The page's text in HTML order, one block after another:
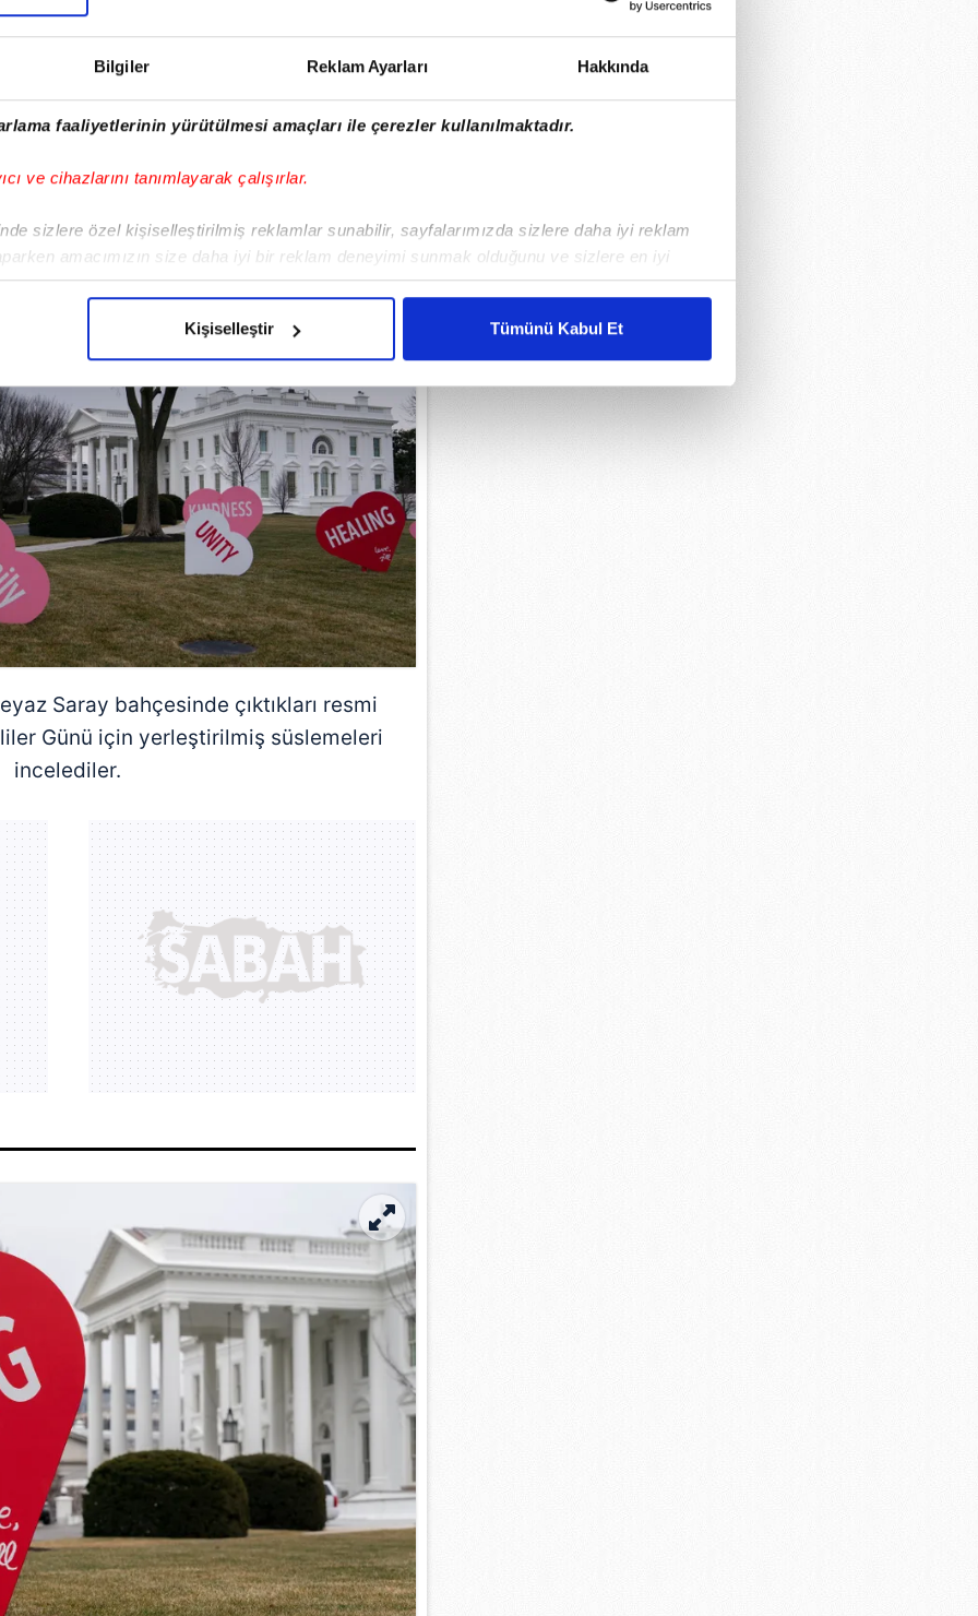
Bilgiler Reklam Ayarları Hakkında
faaliyetlerinin yürütülmesi amaçları ile çerezler kullanılmaktadır.
ve cihazlarını tanımlayarak çalışırlar.
sizlere özel kişiselleştirilmiş reklamlar sunabilir, sayfalarımızda sizlere daha iyi reklam
amacımızın size daha iyi bir reklam deneyimi sunmak olduğunu ve sizlere en iyi
gelen çabayı gösterdiğimizi ve bu noktada, reklamların maliyetlerimizi karşılamak
çerezlere izin vermedikleri takdirde, kullanıcılara hedefli reklamlar gösterilmeyecektir."
için İnternet Sitemizde kendimize ve üçüncü kişilere ait çerezler kullanılmaktadır. Bu
verileriniz işlenmekte olup gerekli olan çerezler bilgi toplumu hizmetlerinin sunulması
çerezler, sitemizin daha işlevsel kılınması ve kişiselleştirilmesi ve sizlere yönelik
amaçlarıyla sınırlı olarak açık rızanız dahilinde kullanılacaktır.
yer alan panel vasıtasıyla belirleyebilirsiniz. Çerezlere ilişkin detaylı bilgi için Ayarlar
Metnimiziziyaret edebilirsiniz.
Kanunu uyarınca hazırlanmış Aydınlatma Metnimizi okumak ve sitemizde ilgili
çerezlerle ilgili bilgi almak için lütfen tıklayınız.
Kişiselleştir Tümünü Kabul Et
yapılan süslemeleri gezdi.
Saray bahçesinde çıktıkları resmi
Günü için yerleştirilmiş süslemeleri
incelediler.